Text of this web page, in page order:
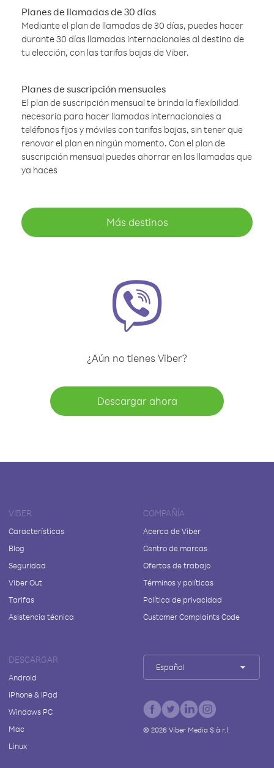
Planes de llamadas de 30 días
Mediante el plan de llamadas de 30 días, puedes hacer
durante 30 días llamadas internacionales al destino de
tu elección, con las tarifas bajas de Viber.
Planes de suscripción mensuales
El plan de suscripción mensual te brinda la flexibilidad
necesaria para hacer llamadas internacionales a
teléfonos fijos y móviles con tarifas bajas, sin tener que
renovar el plan en ningún momento. Con el plan de
suscripción mensual puedes ahorrar en las llamadas que
ya haces
Más destinos
¿Aún no tienes Viber?
Descargar ahora
VIBER
Características
Blog
Seguridad
Viber Out
Tarifas
Asistencia técnica
COMPAÑÍA
Acerca de Viber
Centro de marcas
Ofertas de trabajo
Términos y políticas
Política de privacidad
Customer Complaints Code
DESCARGAR
Android
iPhone & iPad
Windows PC
Mac
Linux
Español
© 2026Viber Media S.à r.l.